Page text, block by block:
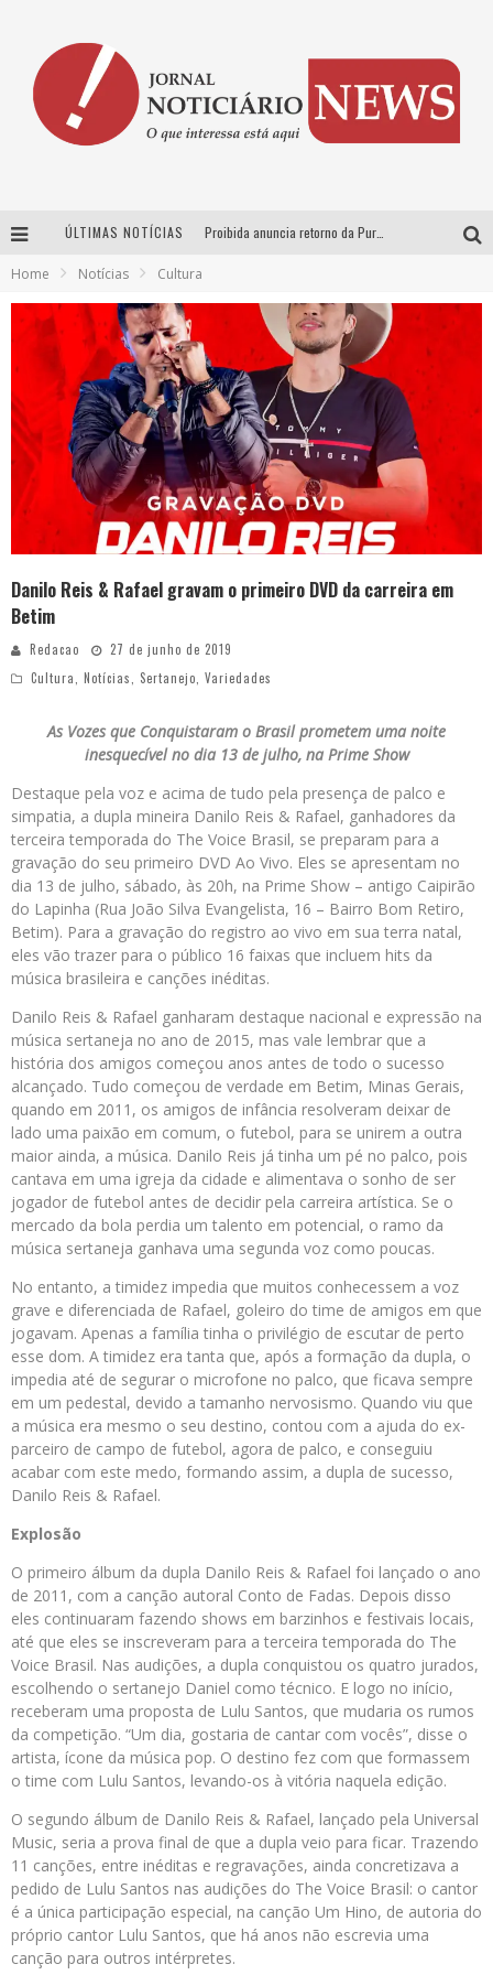
ÚLTIMAS NOTÍCIAS Proibida anuncia retorno da Puro Malte Extra e consolida trajetória de democratização cervejeira no Brasil
Chitãozinho & Xororó, Daniel, César Menotti & Fabiano e Zezé Di Camargo & Luciano desembarcam em BH neste sábado
Hot Wheels Monster Trucks Live™ confirma Belo Horizonte na turnê América do Sul 2027
Home Notícias Cultura
Danilo Reis & Rafael gravam o primeiro DVD da carreira em
Betim
Redacao
27 de junho de 2019
Cultura, Notícias, Sertanejo, Variedades
As Vozes que Conquistaram o Brasil prometem uma noite
inesquecível no dia 13 de julho, na Prime Show
Destaque pela voz e acima de tudo pela presença de palco e
simpatia, a dupla mineira Danilo Reis & Rafael, ganhadores da
terceira temporada do The Voice Brasil, se preparam para a
gravação do seu primeiro DVD Ao Vivo. Eles se apresentam no
dia 13 de julho, sábado, às 20h, na Prime Show – antigo Caipirão
do Lapinha (Rua João Silva Evangelista, 16 – Bairro Bom Retiro,
Betim). Para a gravação do registro ao vivo em sua terra natal,
eles vão trazer para o público 16 faixas que incluem hits da
música brasileira e canções inéditas.
Danilo Reis & Rafael ganharam destaque nacional e expressão na
música sertaneja no ano de 2015, mas vale lembrar que a
história dos amigos começou anos antes de todo o sucesso
alcançado. Tudo começou de verdade em Betim, Minas Gerais,
quando em 2011, os amigos de infância resolveram deixar de
lado uma paixão em comum, o futebol, para se unirem a outra
maior ainda, a música. Danilo Reis já tinha um pé no palco, pois
cantava em uma igreja da cidade e alimentava o sonho de ser
jogador de futebol antes de decidir pela carreira artística. Se o
mercado da bola perdia um talento em potencial, o ramo da
música sertaneja ganhava uma segunda voz como poucas.
No entanto, a timidez impedia que muitos conhecessem a voz
grave e diferenciada de Rafael, goleiro do time de amigos em que
jogavam. Apenas a família tinha o privilégio de escutar de perto
esse dom. A timidez era tanta que, após a formação da dupla, o
impedia até de segurar o microfone no palco, que ficava sempre
em um pedestal, devido a tamanho nervosismo. Quando viu que
a música era mesmo o seu destino, contou com a ajuda do ex-
parceiro de campo de futebol, agora de palco, e conseguiu
acabar com este medo, formando assim, a dupla de sucesso,
Danilo Reis & Rafael.
Explosão
O primeiro álbum da dupla Danilo Reis & Rafael foi lançado o ano
de 2011, com a canção autoral Conto de Fadas. Depois disso
eles continuaram fazendo shows em barzinhos e festivais locais,
até que eles se inscreveram para a terceira temporada do The
Voice Brasil. Nas audições, a dupla conquistou os quatro jurados,
escolhendo o sertanejo Daniel como técnico. E logo no início,
receberam uma proposta de Lulu Santos, que mudaria os rumos
da competição. “Um dia, gostaria de cantar com vocês”, disse o
artista, ícone da música pop. O destino fez com que formassem
o time com Lulu Santos, levando-os à vitória naquela edição.
O segundo álbum de Danilo Reis & Rafael, lançado pela Universal
Music, seria a prova final de que a dupla veio para ficar. Trazendo
11 canções, entre inéditas e regravações, ainda concretizava a
pedido de Lulu Santos nas audições do The Voice Brasil: o cantor
é a única participação especial, na canção Um Hino, de autoria do
próprio cantor Lulu Santos, que há anos não escrevia uma
canção para outros intérpretes.